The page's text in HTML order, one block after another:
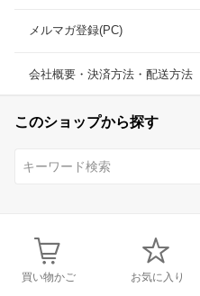
メルマガ登録(PC)
会社概要・決済方法・配送方法
このショップから探す
買い物かご お気に入り